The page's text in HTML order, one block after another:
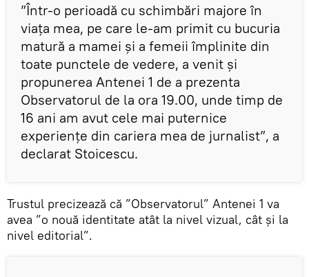
”Într-o perioadă cu schimbări majore în
viața mea, pe care le-am primit cu bucuria
matură a mamei și a femeii împlinite din
toate punctele de vedere, a venit și
propunerea Antenei 1 de a prezenta
Observatorul de la ora 19.00, unde timp de
16 ani am avut cele mai puternice
experiențe din cariera mea de jurnalist”, a
declarat Stoicescu.
Trustul precizează că ”Observatorul” Antenei 1 va
avea ”o nouă identitate atât la nivel vizual, cât și la
nivel editorial”.